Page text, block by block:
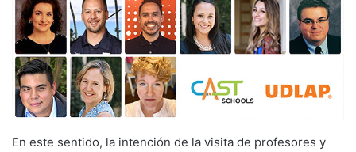
En este sentido, la intención de la visita de profesores y